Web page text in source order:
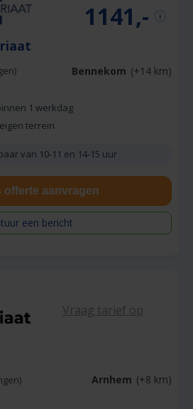
1141,-
Bennekom (+14 km)
1 werkdag
terrein
van 10-11 en 14-15 uur
offerte aanvragen
een bericht
Vraag tarief op
Arnhem (+8 km)